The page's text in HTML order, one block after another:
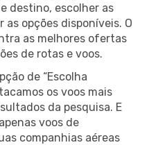
destino, escolher as
opções disponíveis. O
as melhores ofertas
de rotas e voos.
de “Escolha
os voos mais
da pesquisa. E
voos de
companhias aéreas